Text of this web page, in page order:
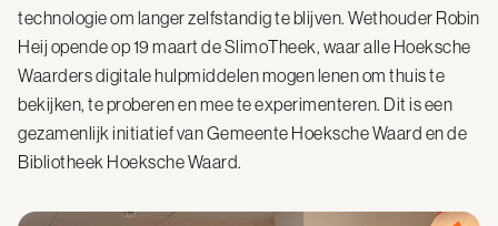
technologie om langer zelfstandig te blijven. Wethouder Robin
Heij opende op 19 maart de SlimoTheek, waar alle Hoeksche
Waarders digitale hulpmiddelen mogen lenen om thuis te
bekijken, te proberen en mee te experimenteren. Dit is een
gezamenlijk initiatief van Gemeente Hoeksche Waard en de
Bibliotheek Hoeksche Waard.